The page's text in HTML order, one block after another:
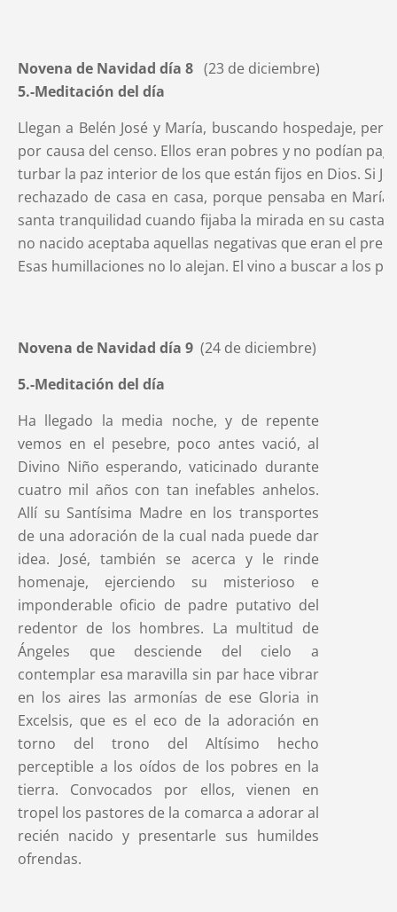
Novena de Navidad día 8 (23 de diciembre)
5.-Meditación del día
Llegan a Belén José y María, buscando hospedaje,
por causa del censo. Ellos eran pobres y no podían
turbar la paz interior de los que están fijos en Dios. Si
rechazado de casa en casa, porque pensaba en
santa tranquilidad cuando fijaba la mirada en su casta
no nacido aceptaba aquellas negativas que eran el
Esas humillaciones no lo alejan. El vino a buscar a los
Novena de Navidad día 9 (24 de diciembre)
5.-Meditación del día
Ha llegado la media noche, y de repente
vemos en el pesebre, poco antes vació, al
Divino Niño esperando, vaticinado durante
cuatro mil años con tan inefables anhelos.
Allí su Santísima Madre en los transportes
de una adoración de la cual nada puede dar
idea. José, también se acerca y le rinde
homenaje, ejerciendo su misterioso e
imponderable oficio de padre putativo del
redentor de los hombres. La multitud de
Ángeles que desciende del cielo a
contemplar esa maravilla sin par hace vibrar
en los aires las armonías de ese Gloria in
Excelsis, que es el eco de la adoración en
torno del trono del Altísimo hecho
perceptible a los oídos de los pobres en la
tierra. Convocados por ellos, vienen en
tropel los pastores de la comarca a adorar al
recién nacido y presentarle sus humildes
ofrendas.